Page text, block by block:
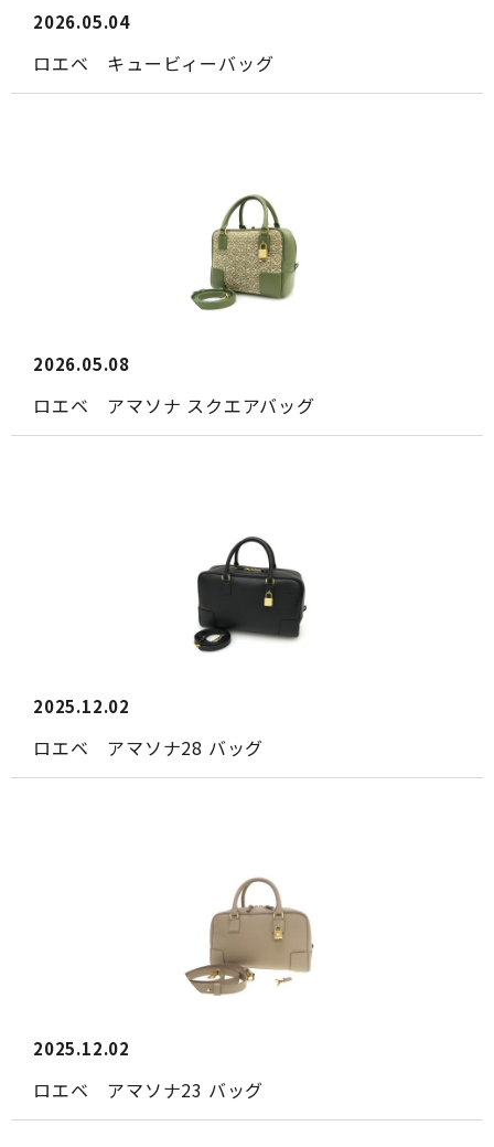
2026.05.04
ロエベ キュービィーバッグ
2026.05.08
ロエベ アマソナ スクエアバッグ
2025.12.02
ロエベ アマソナ28 バッグ
2025.12.02
ロエベ アマソナ23 バッグ